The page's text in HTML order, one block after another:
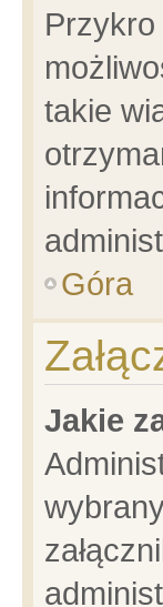
Przykro
takie
Góra
Jakie